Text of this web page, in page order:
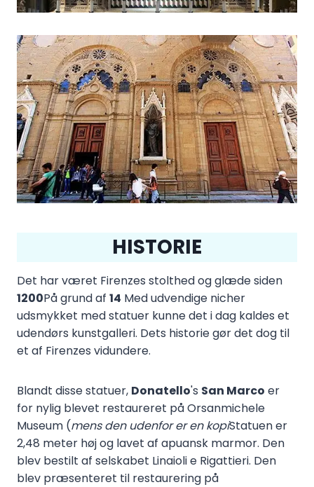
HISTORIE
Det har været Firenzes stolthed og glæde siden
1200På grund af 14 Med udvendige nicher
udsmykket med statuer kunne det i dag kaldes et
udendørs kunstgalleri. Dets historie gør det dog til
et af Firenzes vidundere.
Blandt disse statuer, Donatello's San Marco er
for nylig blevet restaureret på Orsanmichele
Museum (mens den udenfor er en kopiStatuen er
2,48 meter høj og lavet af apuansk marmor. Den
blev bestilt af selskabet Linaioli e Rigattieri. Den
blev præsenteret til restaurering på